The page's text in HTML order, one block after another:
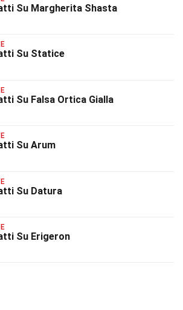
Su Margherita Shasta
Su Statice
Su Falsa Ortica Gialla
Su Arum
Su Datura
Su Erigeron